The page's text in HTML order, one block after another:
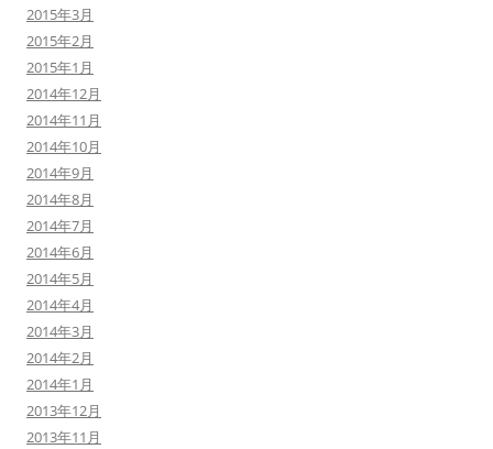
2015年3月
2015年2月
2015年1月
2014年12月
2014年11月
2014年10月
2014年9月
2014年8月
2014年7月
2014年6月
2014年5月
2014年4月
2014年3月
2014年2月
2014年1月
2013年12月
2013年11月